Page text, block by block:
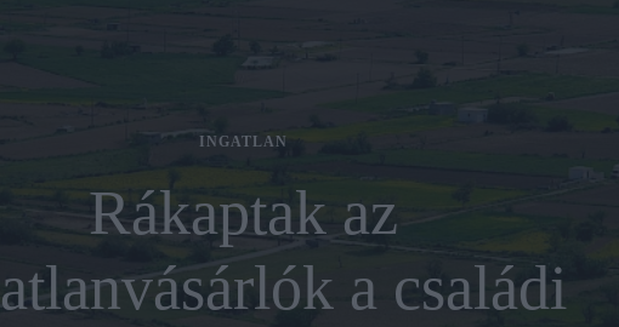
INGATLAN
Rákaptak az
a családi